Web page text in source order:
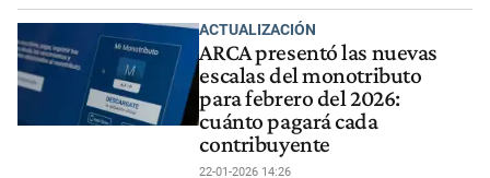
ACTUALIZACIÓN
ARCA presentó las nuevas
escalas del monotributo
para febrero del 2026:
cuánto pagará cada
contribuyente
22-01-2026 14:26